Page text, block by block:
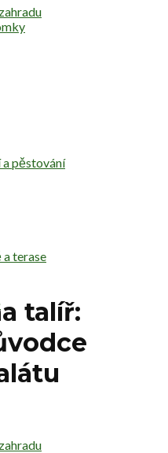
a terase
talíř: